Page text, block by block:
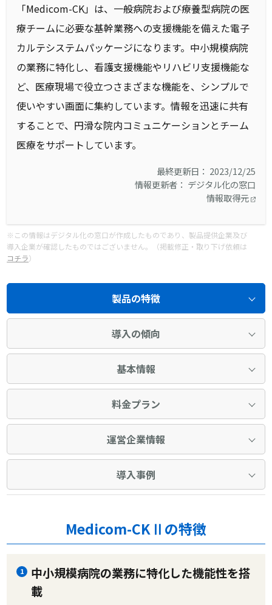
「Medicom-CK」は、一般病院および療養型病院の医
療チームに必要な基幹業務への支援機能を備えた電子
カルテシステムパッケージになります。中小規模病院
の業務に特化し、看護支援機能やリハビリ支援機能な
ど、医療現場で役立つさまざまな機能を、シンプルで
使いやすい画面に集約しています。情報を迅速に共有
することで、円滑な院内コミュニケーションとチーム
医療をサポートしています。
最終更新日： 2023/12/25
情報更新者： デジタル化の窓口
情報取得元
※この情報はデジタル化の窓口が作成したものであり、製品提供企業及び
導入企業が確認したものではございません。（掲載修正・取り下げ依頼は
コチラ）
製品の特徴
導入の傾向
基本情報
料金プラン
運営企業情報
導入事例
Medicom-CKⅡの特徴
1
中小規模病院の業務に特化した機能性を搭
載